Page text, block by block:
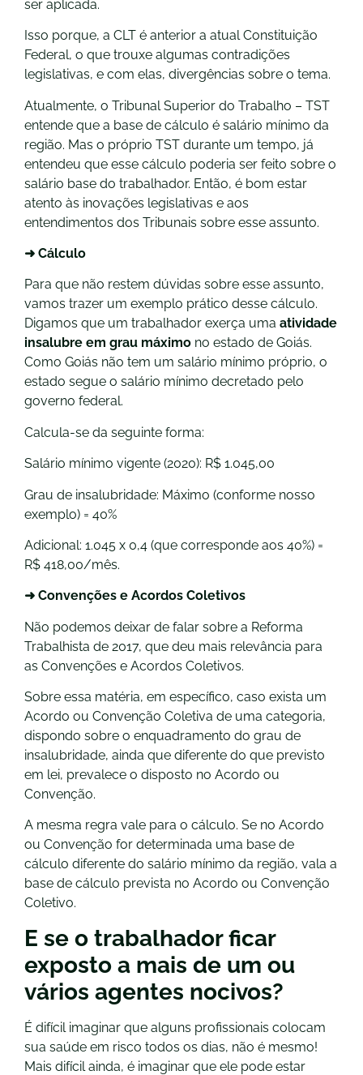
ser aplicada.
Isso porque, a CLT é anterior a atual Constituição
Federal, o que trouxe algumas contradições
legislativas, e com elas, divergências sobre o tema.
Atualmente, o Tribunal Superior do Trabalho – TST
entende que a base de cálculo é salário mínimo da
região. Mas o próprio TST durante um tempo, já
entendeu que esse cálculo poderia ser feito sobre o
salário base do trabalhador. Então, é bom estar
atento às inovações legislativas e aos
entendimentos dos Tribunais sobre esse assunto.
➜ Cálculo
Para que não restem dúvidas sobre esse assunto,
vamos trazer um exemplo prático desse cálculo.
Digamos que um trabalhador exerça uma atividade
insalubre em grau máximo no estado de Goiás.
Como Goiás não tem um salário mínimo próprio, o
estado segue o salário mínimo decretado pelo
governo federal.
Calcula-se da seguinte forma:
Salário mínimo vigente (2020): R$ 1.045,00
Grau de insalubridade: Máximo (conforme nosso
exemplo) = 40%
Adicional: 1.045 x 0,4 (que corresponde aos 40%) =
R$ 418,00/mês.
➜ Convenções e Acordos Coletivos
Não podemos deixar de falar sobre a Reforma
Trabalhista de 2017, que deu mais relevância para
as Convenções e Acordos Coletivos.
Sobre essa matéria, em específico, caso exista um
Acordo ou Convenção Coletiva de uma categoria,
dispondo sobre o enquadramento do grau de
insalubridade, ainda que diferente do que previsto
em lei, prevalece o disposto no Acordo ou
Convenção.
A mesma regra vale para o cálculo. Se no Acordo
ou Convenção for determinada uma base de
cálculo diferente do salário mínimo da região, vala a
base de cálculo prevista no Acordo ou Convenção
Coletivo.
E se o trabalhador ficar
exposto a mais de um ou
vários agentes nocivos?
É difícil imaginar que alguns profissionais colocam
sua saúde em risco todos os dias, não é mesmo!
Mais difícil ainda, é imaginar que ele pode estar